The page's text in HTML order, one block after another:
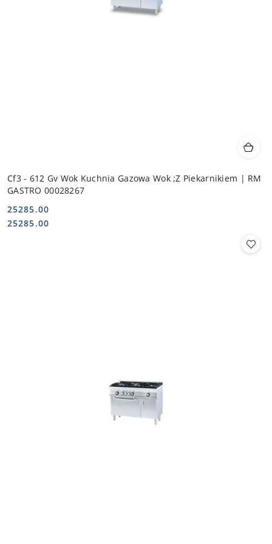
Cf3 - 612 Gv Wok Kuchnia Gazowa Wok ;Z Piekarnikiem | RM
GASTRO 00028267
Cena:
25285.00
Cena:
25285.00